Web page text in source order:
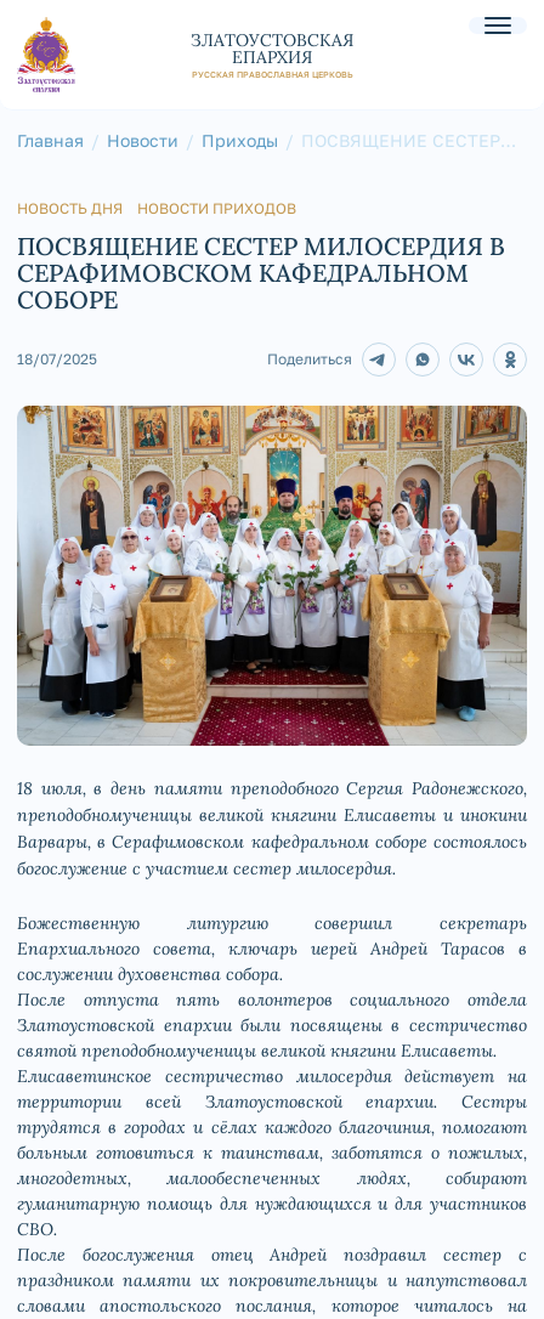
ЗЛАТОУСТОВСКАЯ
ЕПАРХИЯ
РУССКАЯ ПРАВОСЛАВНАЯ ЦЕРКОВЬ
Главная Новости Приходы
ПОСВЯЩЕНИЕ СЕСТЕР
НОВОСТЬ ДНЯ НОВОСТИ ПРИХОДОВ
ПОСВЯЩЕНИЕ СЕСТЕР МИЛОСЕРДИЯ В
СЕРАФИМОВСКОМ КАФЕДРАЛЬНОМ
СОБОРЕ
18/07/2025 Поделиться
18 июля, в день памяти преподобного Сергия Радонежского,
преподобномученицы великой княгини Елисаветы и инокини
Варвары, в Серафимовском кафедральном соборе состоялось
богослужение с участием сестер милосердия.
Божественную литургию совершил секретарь
Епархиального совета, ключарь иерей Андрей Тарасов в
сослужении духовенства собора.
После отпуста пять волонтеров социального отдела
Златоустовской епархии были посвящены в сестричество
святой преподобномученицы великой княгини Елисаветы.
Елисаветинское сестричество милосердия действует на
территории всей Златоустовской епархии. Сестры
трудятся в городах и сёлах каждого благочиния, помогают
больным готовиться к таинствам, заботятся о пожилых,
многодетных, малообеспеченных людях, собирают
гуманитарную помощь для нуждающихся и для участников
СВО.
После богослужения отец Андрей поздравил сестер с
праздником памяти их покровительницы и напутствовал
словами апостольского послания, которое читалось на